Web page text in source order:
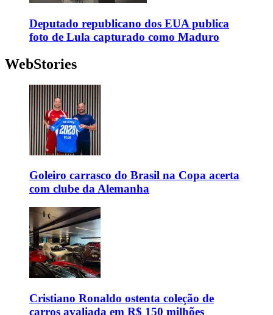
Deputado republicano dos EUA publica
foto de Lula capturado como Maduro
WebStories
Goleiro carrasco do Brasil na Copa acerta
com clube da Alemanha
Cristiano Ronaldo ostenta coleção de
carros avaliada em R$ 150 milhões